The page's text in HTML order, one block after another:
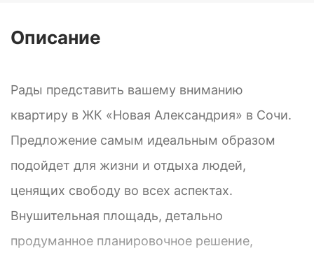
Описание
Рады представить вашему вниманию
квартиру в ЖК «Новая Александрия» в Сочи.
Предложение самым идеальным образом
подойдет для жизни и отдыха людей,
ценящих свободу во всех аспектах.
Внушительная площадь, детально
продуманное планировочное решение,